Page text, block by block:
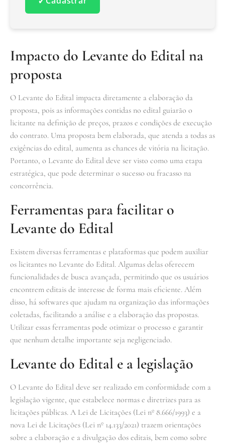
Impacto do Levante do Edital na
proposta
O Levante do Edital impacta diretamente a elaboração da
proposta, pois as informações contidas no edital guiarão o
licitante na definição de preços, prazos e condições de execução
do contrato. Uma proposta bem elaborada, que atenda a todas as
exigências do edital, aumenta as chances de vitória na licitação.
Portanto, o Levante do Edital deve ser visto como uma etapa
estratégica, que pode determinar o sucesso ou fracasso na
concorrência.
Ferramentas para facilitar o
Levante do Edital
Existem diversas ferramentas e plataformas que podem auxiliar
os licitantes no Levante do Edital. Algumas delas oferecem
funcionalidades de busca avançada, permitindo que os usuários
encontrem editais de interesse de forma mais eficiente. Além
disso, há softwares que ajudam na organização das informações
coletadas, facilitando a análise e a elaboração das propostas.
Utilizar essas ferramentas pode otimizar o processo e garantir
que nenhum detalhe importante seja negligenciado.
Levante do Edital e a legislação
O Levante do Edital deve ser realizado em conformidade com a
legislação vigente, que estabelece normas e diretrizes para as
licitações públicas. A Lei de Licitações (Lei nº 8.666/1993) e a
nova Lei de Licitações (Lei nº 14.133/2021) trazem orientações
sobre a elaboração e a divulgação dos editais, bem como sobre